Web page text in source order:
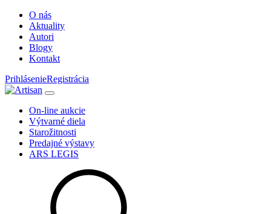
O nás
Aktuality
Autori
Blogy
Kontakt
PrihlásenieRegistrácia
On-line aukcie
Výtvarné diela
Starožitnosti
Predajné výstavy
ARS LEGIS